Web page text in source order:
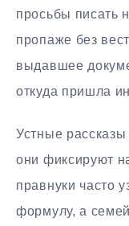
просьбы писать
пропаже без
выдавшее
откуда пришла
Устные
они фиксируют
правнуки часто
формулу, а